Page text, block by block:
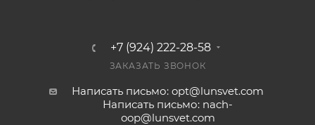
+7 (924) 222-28-58
ЗАКАЗАТЬ ЗВОНОК
Написать письмо: opt@lunsvet.com
Написать письмо: nach-
oop@lunsvet.com